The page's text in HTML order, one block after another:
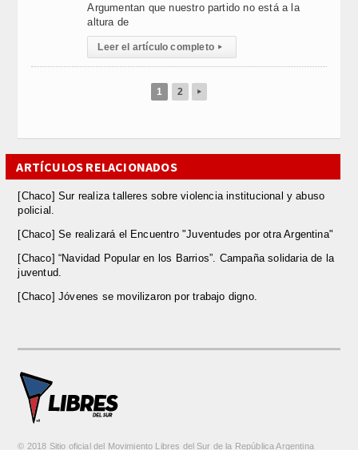
Argumentan que nuestro partido no está a la
altura de
Leer el artículo completo ▸
1 2 ▸
ARTÍCULOS RELACIONADOS
[Chaco] Sur realiza talleres sobre violencia institucional y abuso
policial.
[Chaco] Se realizará el Encuentro "Juventudes por otra Argentina"
[Chaco] “Navidad Popular en los Barrios”. Campaña solidaria de la
juventud.
[Chaco] Jóvenes se movilizaron por trabajo digno.
© 2018 Sitio oficial del Movimiento Libres del Sur de la República Argentina